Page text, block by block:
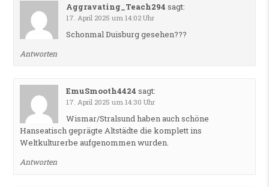
Aggravating_Teach294 sagt:
17. April 2025 um 14:02 Uhr
Schonmal Duisburg gesehen???
Antworten
EmuSmooth4424 sagt:
17. April 2025 um 14:30 Uhr
Wismar/Stralsund haben auch schöne
Hanseatisch geprägte Altstädte die komplett ins
Weltkulturerbe aufgenommen wurden.
Antworten